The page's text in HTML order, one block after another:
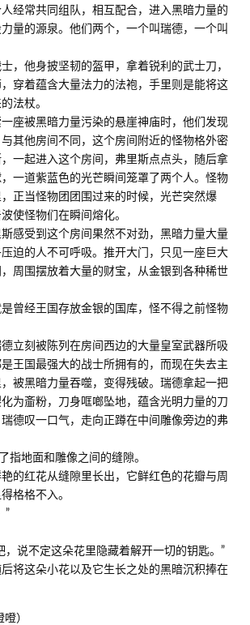
经常共同组队，相互配合，进入黑暗力量的
量的源泉。他们两个，一个叫瑞德，一个叫
，他身披坚韧的盔甲，拿着锐利的武士刀，
穿着蕴含大量法力的法袍，手里则是能将这
法杖。
座被黑暗力量污染的悬崖神庙时，他们发现
与其他房间不同，这个房间附近的怪物格外密
一起进入这个房间，弗里斯点点头，随后拿
一道紫蓝色的光芒瞬间笼罩了两个人。怪物
正当怪物团团围过来的时候，光芒突然爆
使怪物们在瞬间熔化。
感受到这个房间果然不对劲，黑暗力量大量
迫的人不可呼吸。推开大门，只见一座巨大
周围摆放着大量的财宝，从金银到各种稀世
曾经王国存放金银的国库，怪不得之前怪物
立刻被陈列在房间西边的大量皇室武器所吸
王国最强大的战士所拥有的，而现在失去主
被黑暗力量吞噬，变得残破。瑞德拿起一把
为齑粉，刀身哐啷坠地，蕴含光明力量的刀
德叹一口气，走向正蹲在中间雕像旁边的弗
指地面和雕像之间的缝隙。
的红花从缝隙里长出，它鲜红色的花瓣与周
格格不入。
”
，说不定这朵花里隐藏着解开一切的钥匙。”
将这朵小花以及它生长之处的黑暗沉积捧在
）